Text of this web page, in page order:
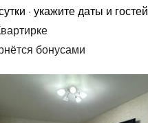
укажите даты и гостей
бонусами